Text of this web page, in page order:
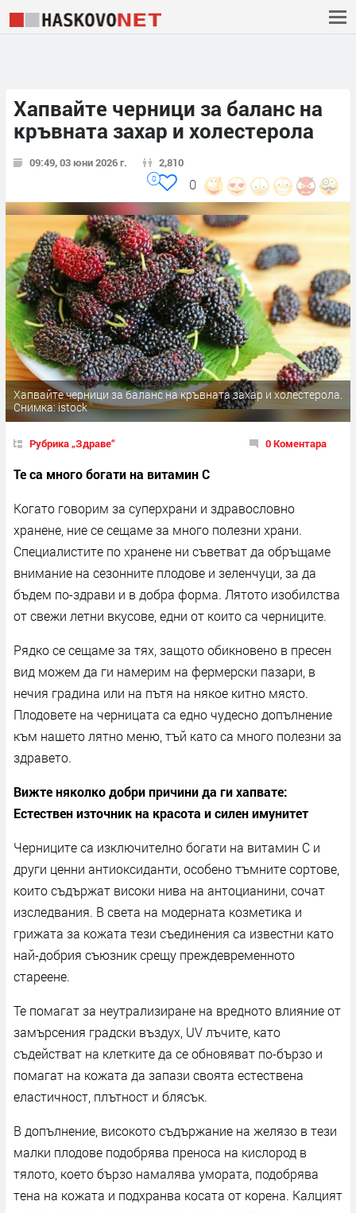
Хапвайте черници за баланс на
кръвната захар и холестерола
09:49, 03 юни 2026 г. 2,810
0
0
Хапвайте черници за баланс на кръвната захар и холестерола.
Снимка: istock
Рубрика „Здраве“ 0 Коментара
Те са много богати на витамин С
Когато говорим за суперхрани и здравословно
хранене, ние се сещаме за много полезни храни.
Специалистите по хранене ни съветват да обръщаме
внимание на сезонните плодове и зеленчуци, за да
бъдем по-здрави и в добра форма. Лятото изобилства
от свежи летни вкусове, едни от които са черниците.
Рядко се сещаме за тях, защото обикновено в пресен
вид можем да ги намерим на фермерски пазари, в
нечия градина или на пътя на някое китно място.
Плодовете на черницата са едно чудесно допълнение
към нашето лятно меню, тъй като са много полезни за
здравето.
Вижте няколко добри причини да ги хапвате:
Естествен източник на красота и силен имунитет
Черниците са изключително богати на витамин C и
други ценни антиоксиданти, особено тъмните сортове,
които съдържат високи нива на антоцианини, сочат
изследвания. В света на модерната козметика и
грижата за кожата тези съединения са известни като
най-добрия съюзник срещу преждевременното
стареене.
Те помагат за неутрализиране на вредното влияние от
замърсения градски въздух, UV лъчите, като
съдействат на клетките да се обновяват по-бързо и
помагат на кожата да запази своята естествена
еластичност, плътност и блясък.
В допълнение, високото съдържание на желязо в тези
малки плодове подобрява преноса на кислород в
тялото, което бързо намалява умората, подобрява
тена на кожата и подхранва косата от корена. Калцият